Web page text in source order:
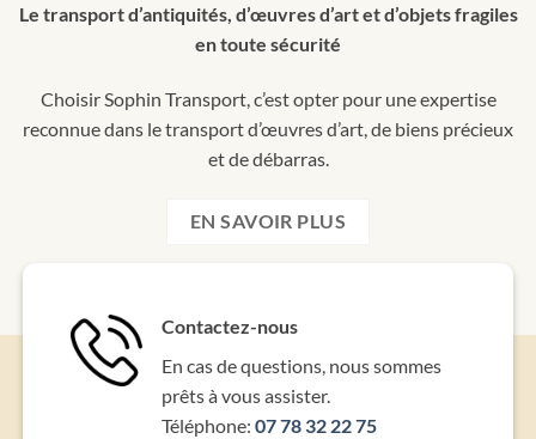
Le transport d’antiquités, d’œuvres d’art et d’objets fragiles
en toute sécurité
Choisir Sophin Transport, c’est opter pour une expertise
reconnue dans le transport d’œuvres d’art, de biens précieux
et de débarras.
EN SAVOIR PLUS
Contactez-nous
En cas de questions, nous sommes
prêts à vous assister.
Téléphone: 07 78 32 22 75